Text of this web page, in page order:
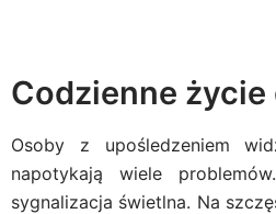
Codzienne
Osoby z upośledzeniem
napotykają wiele
sygnalizacja świetlna. Na